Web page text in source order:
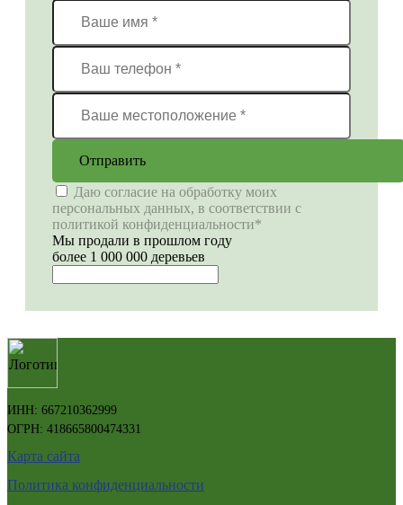
Отправить
Даю согласие на обработку моих
персональных данных, в соответствии с
политикой конфиденциальности*
Мы продали в прошлом году
более 1 000 000 деревьев
ИНН: 667210362999
ОГРН: 418665800474331
Карта сайта
Политика конфиденциальности